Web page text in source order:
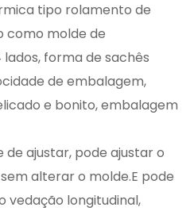
tipo rolamento de
como molde de
forma de sachês
de embalagem,
e bonito, embalagem
de ajustar, pode ajustar o
alterar o molde.E pode
vedação longitudinal,